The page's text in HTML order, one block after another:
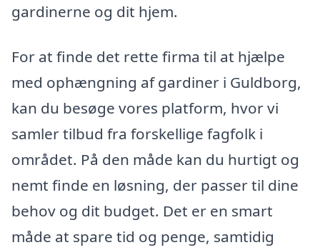
gardinerne og dit hjem.
For at finde det rette firma til at hjælpe
med ophængning af gardiner i Guldborg,
kan du besøge vores platform, hvor vi
samler tilbud fra forskellige fagfolk i
området. På den måde kan du hurtigt og
nemt finde en løsning, der passer til dine
behov og dit budget. Det er en smart
måde at spare tid og penge, samtidig